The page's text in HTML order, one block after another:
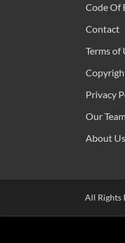
Code Of
Contact
Terms of
Privacy
Our
About Us
All Rights